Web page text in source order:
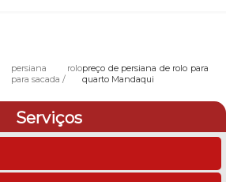
persiana rolo
para sacada
preço de persiana de rolo para
quarto Mandaqui
Serviços